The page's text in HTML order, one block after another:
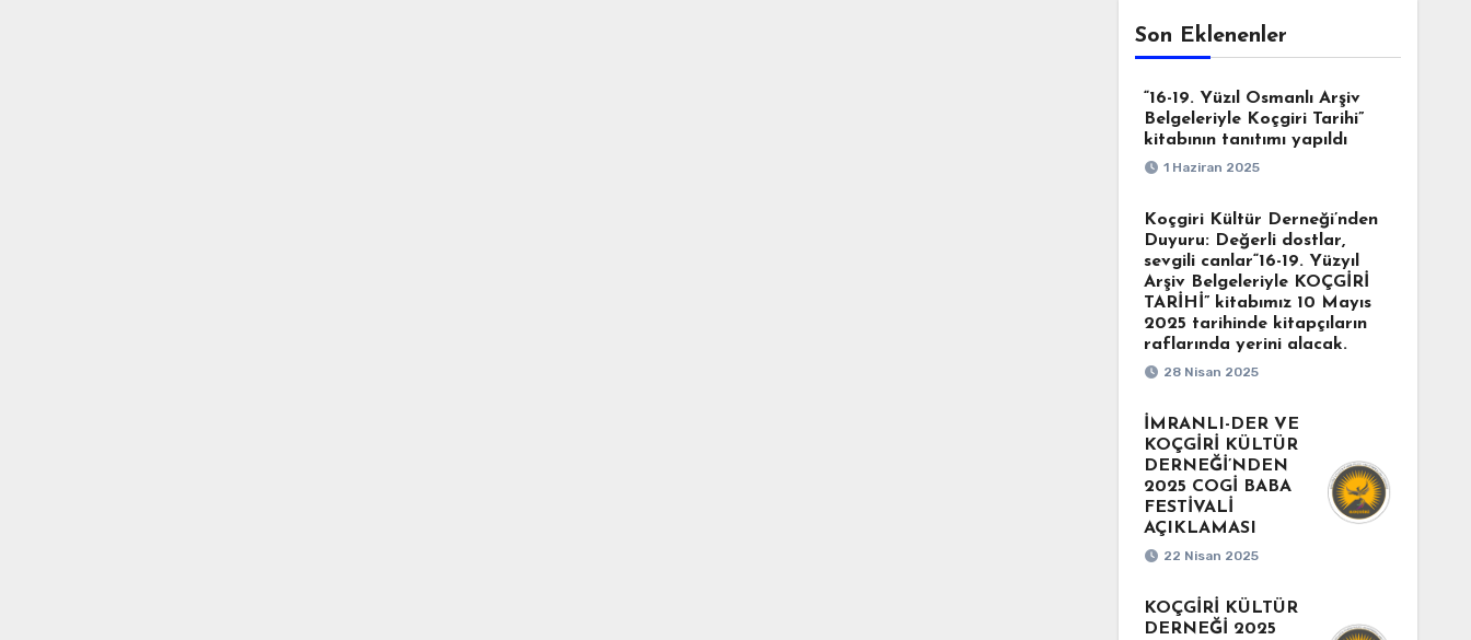
Son Eklenenler
“16-19. Yüzıl Osmanlı Arşiv
Belgeleriyle Koçgiri Tarihi”
kitabının tanıtımı yapıldı
1 Haziran 2025
Koçgiri Kültür Derneği’nden
Duyuru: Değerli dostlar,
sevgili canlar“16-19. Yüzyıl
Arşiv Belgeleriyle KOÇGİRİ
TARİHİ” kitabımız 10 Mayıs
2025 tarihinde kitapçıların
raflarında yerini alacak.
28 Nisan 2025
İMRANLI-DER VE
KOÇGİRİ KÜLTÜR
DERNEĞİ’NDEN
2025 COGİ BABA
FESTİVALİ
AÇIKLAMASI
22 Nisan 2025
KOÇGİRİ KÜLTÜR
DERNEĞİ 2025